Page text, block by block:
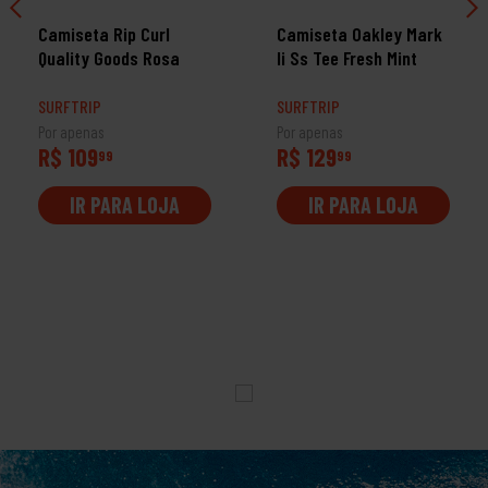
Camiseta Rip Curl
Quality Goods Rosa
SURFTRIP
Por apenas
R$ 10999
IR PARA LOJA
Camiseta Oakley Mark
Ii Ss Tee Fresh Mint
SURFTRIP
Por apenas
R$ 12999
IR PARA LOJA